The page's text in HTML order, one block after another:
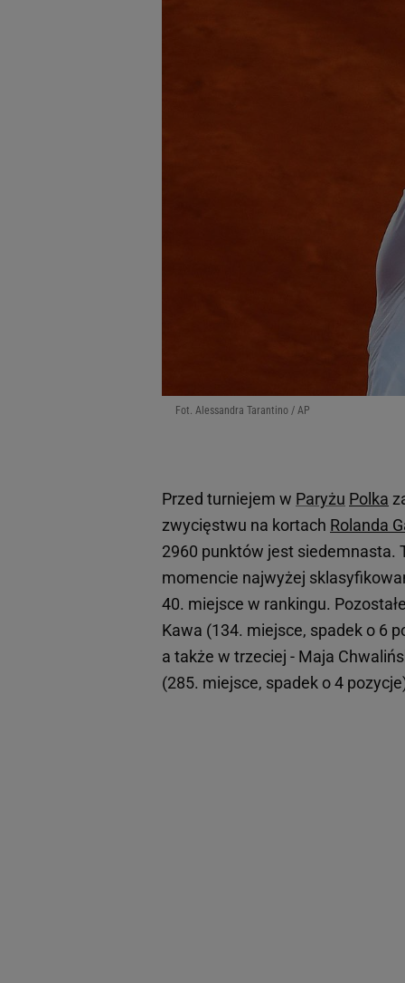
Fot. Alessandra Tarantino / AP
Przed turniejem w Paryżu Polka
zwycięstwu na kortach Rolanda
2960 punktów jest siedemnasta.
momencie najwyżej
40. miejsce w rankingu.
Kawa (134. miejsce, spadek o 6
a także w trzeciej - Maja
(285. miejsce, spadek o 4